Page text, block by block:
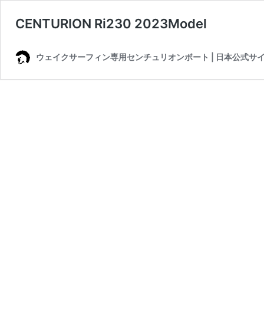
CENTURION Ri230 2023Model
ウェイクサーフィン専用センチュリオンボート | 日本公式サ